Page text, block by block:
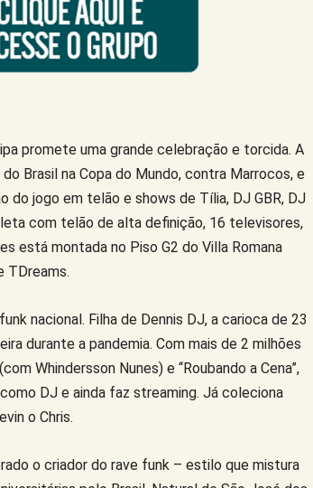
promete uma grande celebração e torcida. A
Brasil na Copa do Mundo, contra Marrocos, e
do jogo em telão e shows de Tília, DJ GBR, DJ
com telão de alta definição, 16 televisores,
está montada no Piso G2 do Villa Romana
TDreams.
nacional. Filha de Dennis DJ, a carioca de 23
durante a pandemia. Com mais de 2 milhões
Whindersson Nunes) e “Roubando a Cena”,
DJ e ainda faz streaming. Já coleciona
o Chris.
o criador do rave funk – estilo que mistura